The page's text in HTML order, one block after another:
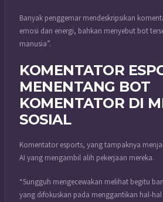
Banyak penggemar mendeskripsikan
emosi dan energi, bahkan menyebut bot
manusia”.
KOMENTATOR
MENENTANG BOT
KOMENTATOR DI
SOSIAL
Komentator esports, yang tampaknya
AI yang mengambil alih pekerjaan mereka.
“Sungguh mengecewakan melihat begitu
yang difokuskan pada menggantikan hal-